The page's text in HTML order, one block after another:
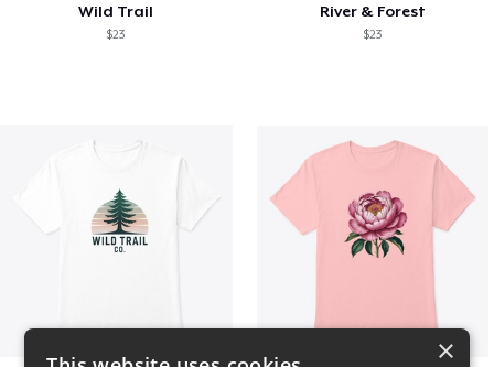
Wild Trail
$23
River & Forest
$23
×